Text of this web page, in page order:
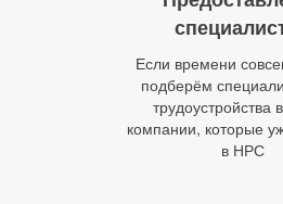
Если времени
подберём
трудоустройства
компании, которые
в НРС